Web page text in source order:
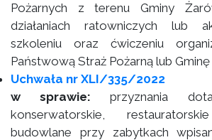
Pożarnych z terenu Gminy
działaniach ratowniczych lub
szkoleniu oraz ćwiczeniu
Państwową Straż Pożarną lub Gminę
Uchwała nr XLI/335/2022
w sprawie: przyznania
konserwatorskie,
budowlane przy zabytkach